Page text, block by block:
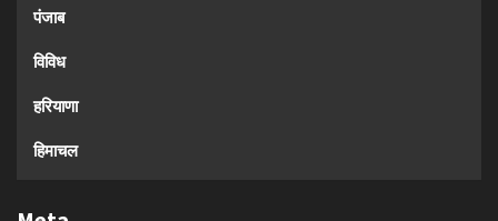
पंजाब
विविध
हरियाणा
हिमाचल